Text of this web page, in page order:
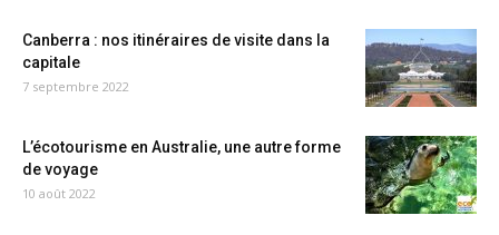
Canberra : nos itinéraires de visite dans la
capitale
7 septembre 2022
L’écotourisme en Australie, une autre forme
de voyage
10 août 2022